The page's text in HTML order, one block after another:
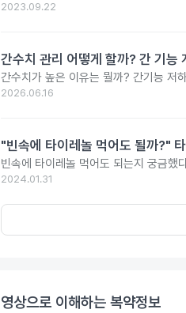
2023.09.22
간수치 관리 어떻게 할까? 간 기능
간수치가 높은 이유는 뭘까? 간기능 저
2026.06.16
"빈속에 타이레놀 먹어도 될까?"
빈속에 타이레놀 먹어도 되는지 궁금했
2024.01.31
영상으로 이해하는 복약정보